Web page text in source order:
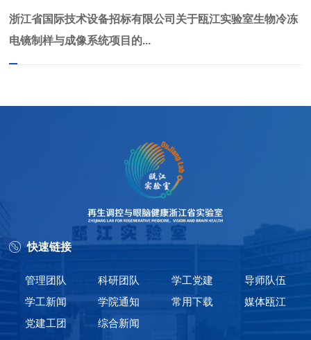
浙江省国际技术设备招标有限公司关于瓯江实验室生物冷冻
电镜制样与成像系统项目的...
快速链接
管理团队 科研团队 学工党建
导师队伍
学工新闻
学院通知 常用下载
媒体瓯江
党建工团
综合新闻